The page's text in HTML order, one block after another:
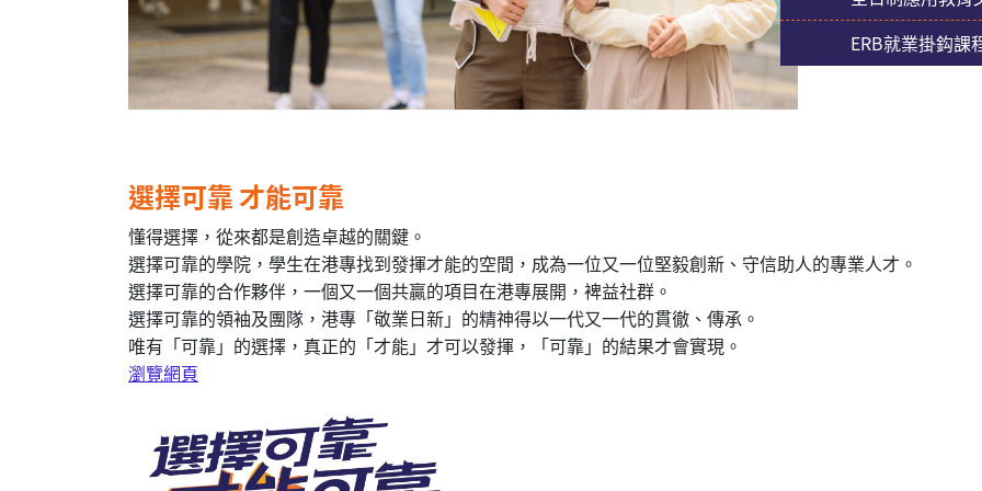
ERB就業掛鈎課
選擇可靠 才能可靠
懂得選擇，從來都是創造卓越的關鍵。
選擇可靠的學院，學生在港專找到發揮才能的空間，成為一位又一位堅毅創新、守信助人的專業人才。
選擇可靠的合作夥伴，一個又一個共贏的項目在港專展開，裨益社群。
選擇可靠的領袖及團隊，港專「敬業日新」的精神得以一代又一代的貫徹、傳承。
唯有「可靠」的選擇，真正的「才能」才可以發揮，「可靠」的結果才會實現。
瀏覽網頁